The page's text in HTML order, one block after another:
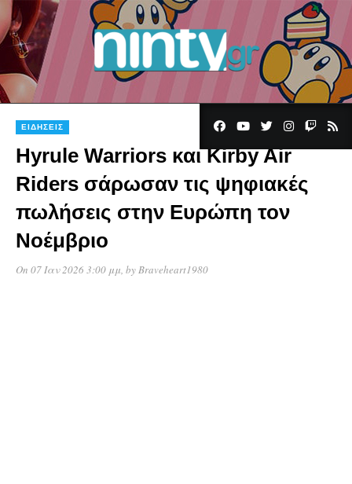
ΕΙΔΉΣΕΙΣ
Hyrule Warriors και Kirby Air
Riders σάρωσαν τις ψηφιακές
πωλήσεις στην Ευρώπη τον
Νοέμβριο
On 07 Ιαν 2026 3:00 μμ, byBraveheart1980